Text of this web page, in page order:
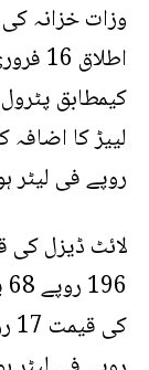
وزات خزانہ
روپے فی لیٹر